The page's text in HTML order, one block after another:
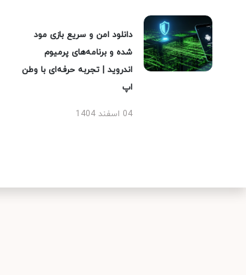
دانلود امن و سریع بازی مود
شده و برنامه‌های پرمیوم
اندروید | تجربه حرفه‌ای با وطن
اپ
04 اسفند 1404